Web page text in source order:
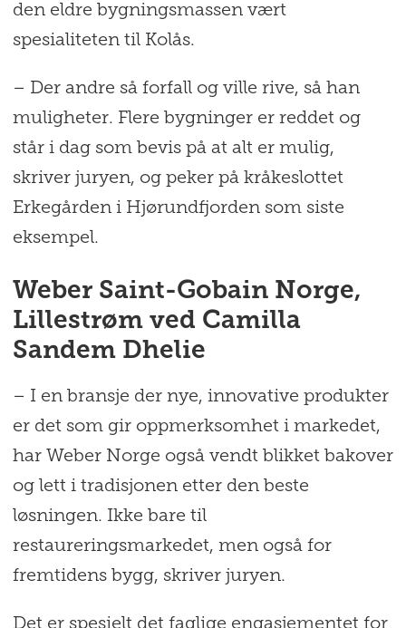
den eldre bygningsmassen vært
spesialiteten til Kolås.
– Der andre så forfall og ville rive, så han
muligheter. Flere bygninger er reddet og
står i dag som bevis på at alt er mulig,
skriver juryen, og peker på kråkeslottet
Erkegården i Hjørundfjorden som siste
eksempel.
Weber Saint-Gobain Norge,
Lillestrøm ved Camilla
Sandem Dhelie
– I en bransje der nye, innovative produkter
er det som gir oppmerksomhet i markedet,
har Weber Norge også vendt blikket bakover
og lett i tradisjonen etter den beste
løsningen. Ikke bare til
restaureringsmarkedet, men også for
fremtidens bygg, skriver juryen.
Det er spesielt det faglige engasjementet for